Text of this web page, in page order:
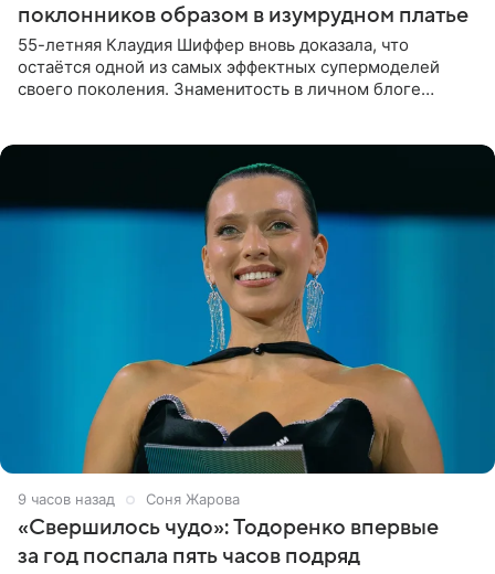
поклонников образом в изумрудном платье
55-летняя Клаудия Шиффер вновь доказала, что
остаётся одной из самых эффектных супермоделей
своего поколения. Знаменитость в личном блоге
9 часов назад Соня Жарова
«Свершилось чудо»: Тодоренко впервые
за год поспала пять часов подряд